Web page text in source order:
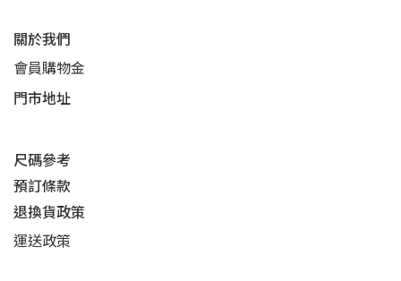
關於我們
會員購物金
門市地址
尺碼參考
預訂條款
退換貨政策​
運送政策​